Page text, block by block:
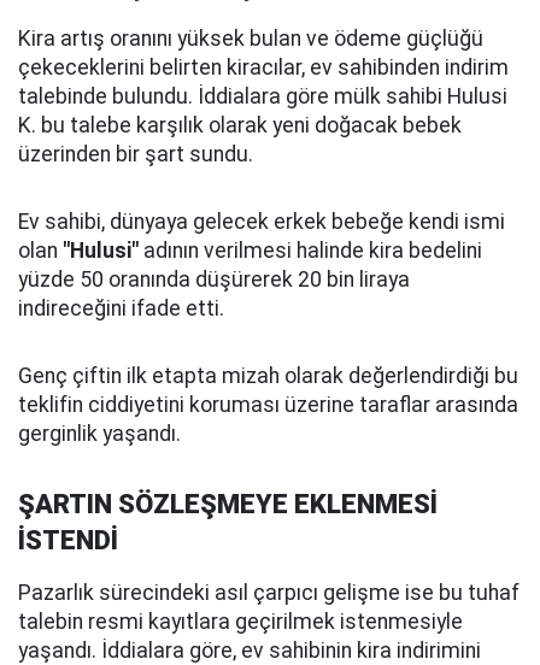
Kira artış oranını yüksek bulan ve ödeme güçlüğü
çekeceklerini belirten kiracılar, ev sahibinden indirim
talebinde bulundu. İddialara göre mülk sahibi Hulusi
K. bu talebe karşılık olarak yeni doğacak bebek
üzerinden bir şart sundu.
Ev sahibi, dünyaya gelecek erkek bebeğe kendi ismi
olan "Hulusi" adının verilmesi halinde kira bedelini
yüzde 50 oranında düşürerek 20 bin liraya
indireceğini ifade etti.
Genç çiftin ilk etapta mizah olarak değerlendirdiği bu
teklifin ciddiyetini koruması üzerine taraflar arasında
gerginlik yaşandı.
ŞARTIN SÖZLEŞMEYE EKLENMESİ
İSTENDİ
Pazarlık sürecindeki asıl çarpıcı gelişme ise bu tuhaf
talebin resmi kayıtlara geçirilmek istenmesiyle
yaşandı. İddialara göre, ev sahibinin kira indirimini